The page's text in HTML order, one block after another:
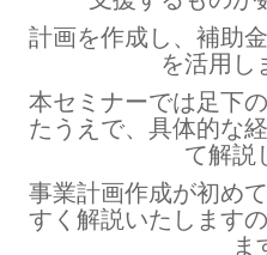
計画を作成し、補助
を活用し
本セミナーでは足下
たうえで、具体的な
て解説
事業計画作成が初め
すく解説いたします
ま